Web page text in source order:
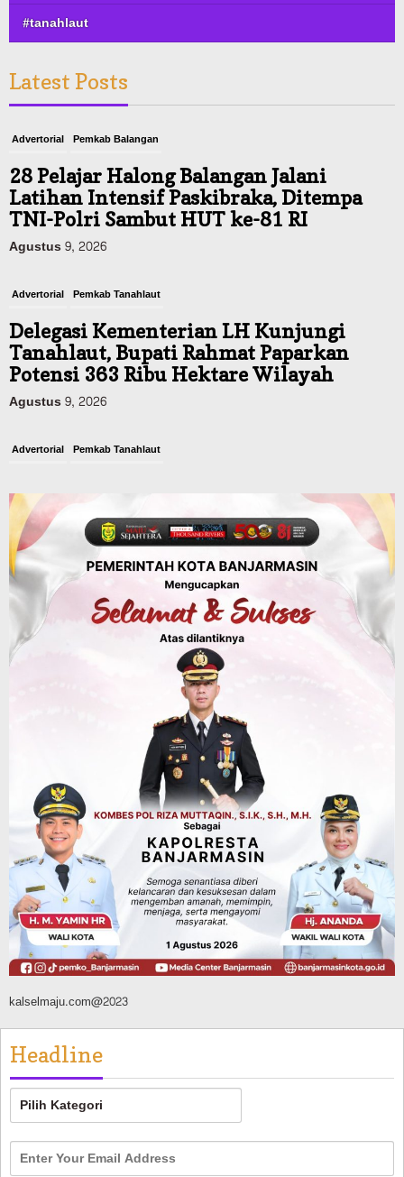
#tanahlaut
Latest Posts
Advertorial Pemkab Balangan
28 Pelajar Halong Balangan Jalani
Latihan Intensif Paskibraka, Ditempa
TNI-Polri Sambut HUT ke-81 RI
Agustus 9, 2026
Advertorial Pemkab Tanahlaut
Delegasi Kementerian LH Kunjungi
Tanahlaut, Bupati Rahmat Paparkan
Potensi 363 Ribu Hektare Wilayah
Agustus 9, 2026
Advertorial Pemkab Tanahlaut
2026, Bidik Emas Porprov dan
Rencanakan Pindah Indoor 2027
Agustus 9, 2026
Sosial & Keagamaan
45 Pramuka Banjarmasin Berangkat ke
Jamnas XII Cibubur, Termasuk Dua
Peserta Berkebutuhan Khusus
Green Action di Desa Sungairangas
Banjar, Ratusan Pohon Ditanam, Hampir
2 Ton Sampah Terkumpul dari
Penukaran dengan Sembako
Agustus 9, 2026
kalselmaju.com@2023
Headline
Headline